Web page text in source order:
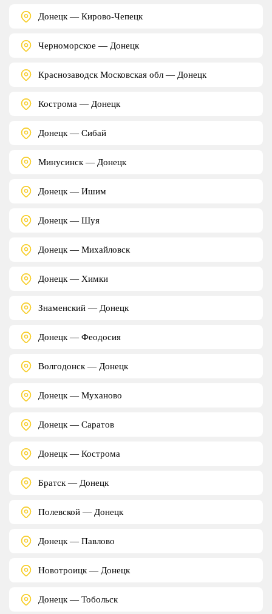
Донецк — Кирово-Чепецк
Черноморское — Донецк
Краснозаводск Московская обл — Донецк
Кострома — Донецк
Донецк — Сибай
Минусинск — Донецк
Донецк — Ишим
Донецк — Шуя
Донецк — Михайловск
Донецк — Химки
Знаменский — Донецк
Донецк — Феодосия
Волгодонск — Донецк
Донецк — Муханово
Донецк — Саратов
Донецк — Кострома
Братск — Донецк
Полевской — Донецк
Донецк — Павлово
Новотроицк — Донецк
Донецк — Тобольск